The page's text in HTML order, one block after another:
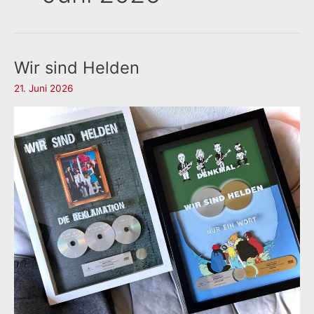
Wir sind Helden
21. Juni 2026